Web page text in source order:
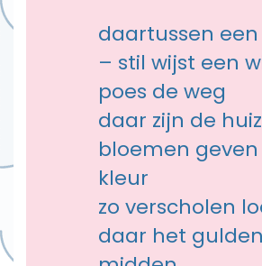
daartussen
– stil wijst een
poes de weg
daar zijn de
bloemen
kleur
zo verscholen
daar het gulden